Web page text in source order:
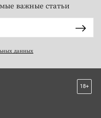
важные статьи
данных
18+